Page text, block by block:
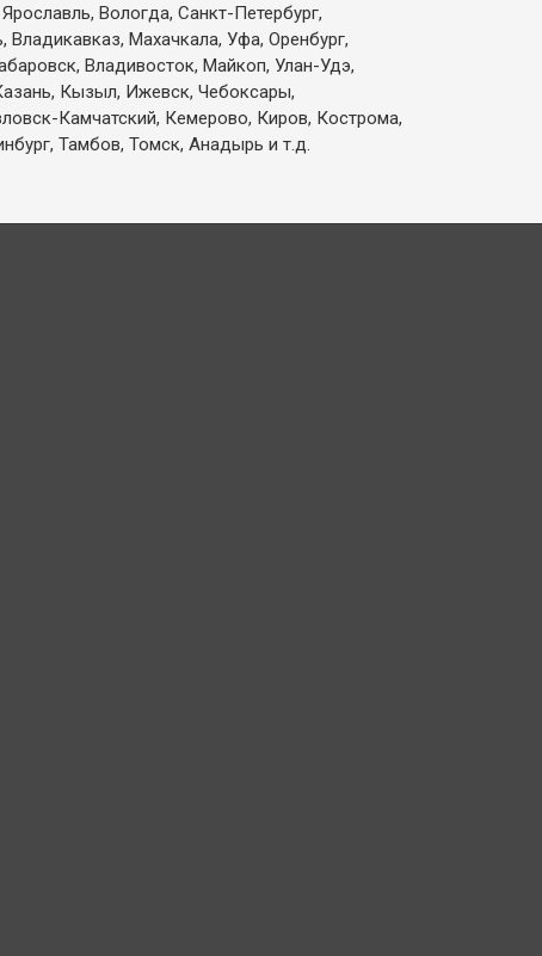
Вологда, Санкт-Петербург,
Махачкала, Уфа, Оренбург,
Владивосток, Майкоп, Улан-Удэ,
Кызыл, Ижевск, Чебоксары,
Камчатский, Кемерово, Киров, Кострома,
Тамбов, Томск, Анадырь и т.д.